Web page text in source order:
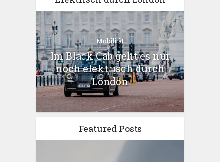
Mobilität
Im Black Cab geht es nur
noch elektrisch durch
London
Featured Posts